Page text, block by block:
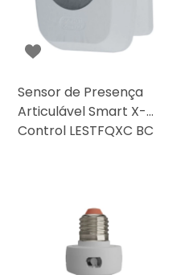
Sensor de Presença
Articulável Smart X-
Control LESTFQXC BC